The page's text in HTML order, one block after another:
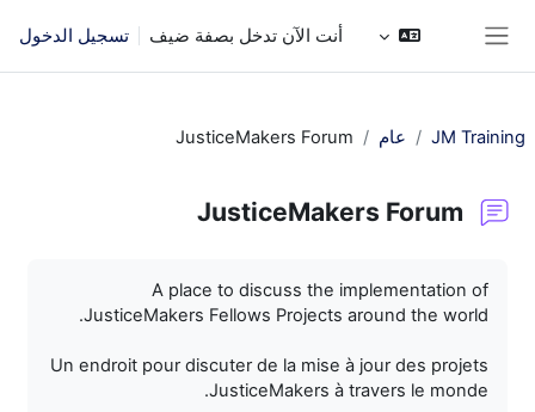
أنت الآن تدخل بصفة ضيف تسجيل الدخول
JM Training عام JusticeMakers Forum
JusticeMakers Forum
A place to discuss the implementation of
JusticeMakers Fellows Projects around the world.
Un endroit pour discuter de la mise à jour des projets
JusticeMakers à travers le monde.